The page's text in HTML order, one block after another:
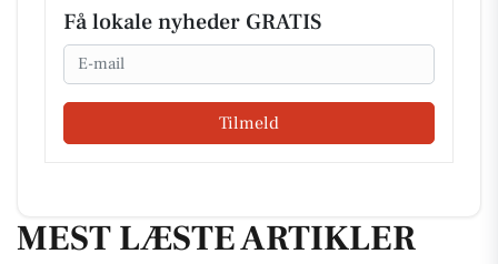
Få lokale nyheder GRATIS
Email
Tilmeld
MEST LÆSTE ARTIKLER